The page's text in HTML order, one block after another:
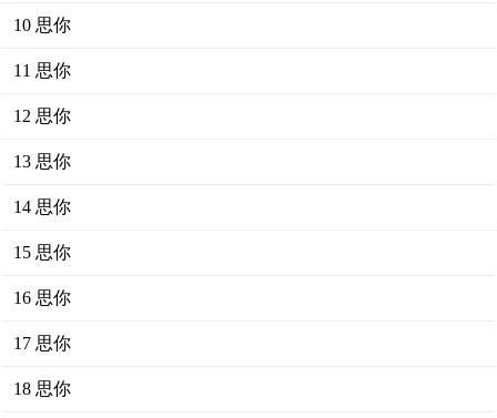
10 思你
11 思你
12 思你
13 思你
14 思你
15 思你
16 思你
17 思你
18 思你